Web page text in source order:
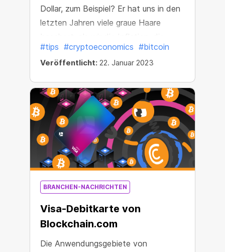
Dollar, zum Beispiel? Er hat uns in den
letzten Jahren viele graue Haare
Marktvolatilität und die Entwicklung
der Weltwirtschaft beobachtet
Inflation des US-Dollars mit 7,9 % den
höchsten Stand seit 40 Jahren.
#tips #cryptoeconomics #bitcoin
Veröffentlicht: 22. Januar 2023
BRANCHEN-NACHRICHTEN
Visa-Debitkarte von
Blockchain.com
Die Anwendungsgebiete von